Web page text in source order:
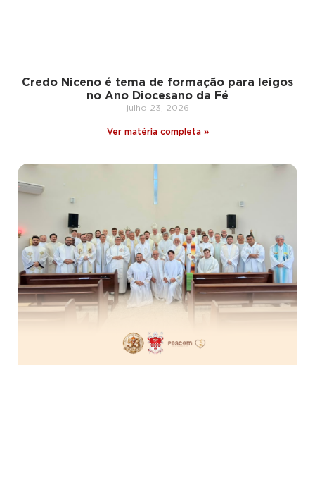
Credo Niceno é tema de formação para leigos
no Ano Diocesano da Fé
julho 23, 2026
Ver matéria completa »